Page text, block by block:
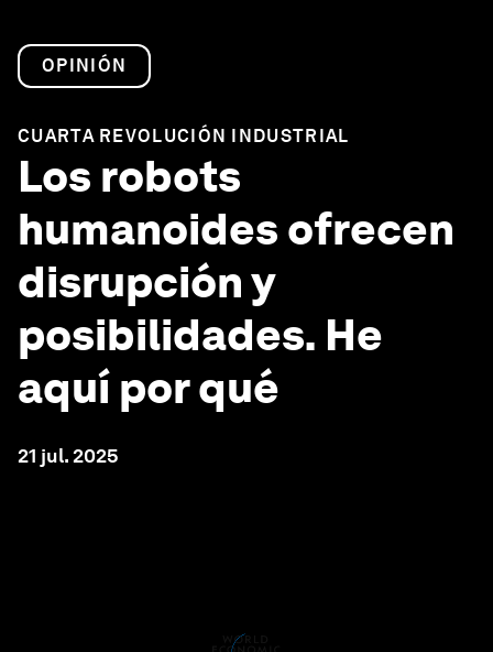
OPINIÓN
CUARTA REVOLUCIÓN INDUSTRIAL
Los robots
humanoides ofrecen
disrupción y
posibilidades. He
aquí por qué
21 jul. 2025